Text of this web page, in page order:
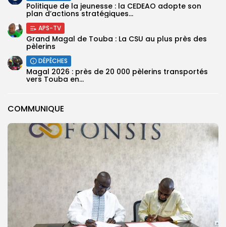
COMMUNIQUE
Politique de la jeunesse : la CEDEAO adopte son
plan d’actions stratégiques...
APS-TV
Grand Magal de Touba : La CSU au plus près des
pèlerins
DÉPÊCHES
Magal 2026 : près de 20 000 pèlerins transportés
vers Touba en...